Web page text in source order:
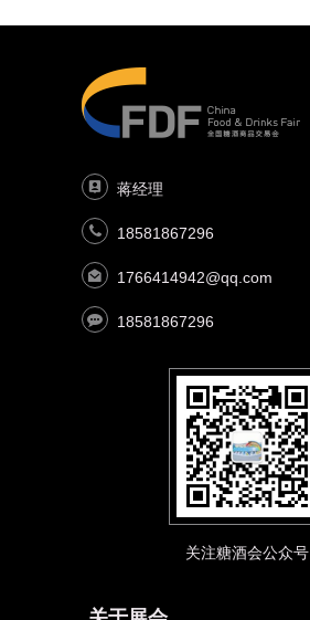
蒋经理
18581867296
1766414942@qq.com
18581867296
关注糖酒会公众号